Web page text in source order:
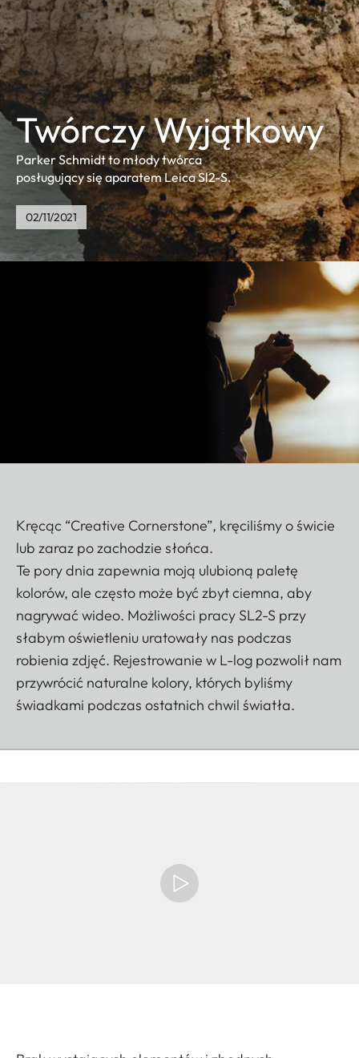
Twórczy Wyjątkowy
Parker Schmidt to młody twórca
posługujący się aparatem Leica Sl2-S.
02/11/2021
Kręcąc “Creative Cornerstone”, kręciliśmy o świcie
lub zaraz po zachodzie słońca.
Te pory dnia zapewnia moją ulubioną paletę
kolorów, ale często może być zbyt ciemna, aby
nagrywać wideo. Możliwości pracy SL2-S przy
słabym oświetleniu uratowały nas podczas
robienia zdjęć. Rejestrowanie w L-log pozwolił nam
przywrócić naturalne kolory, których byliśmy
świadkami podczas ostatnich chwil światła.